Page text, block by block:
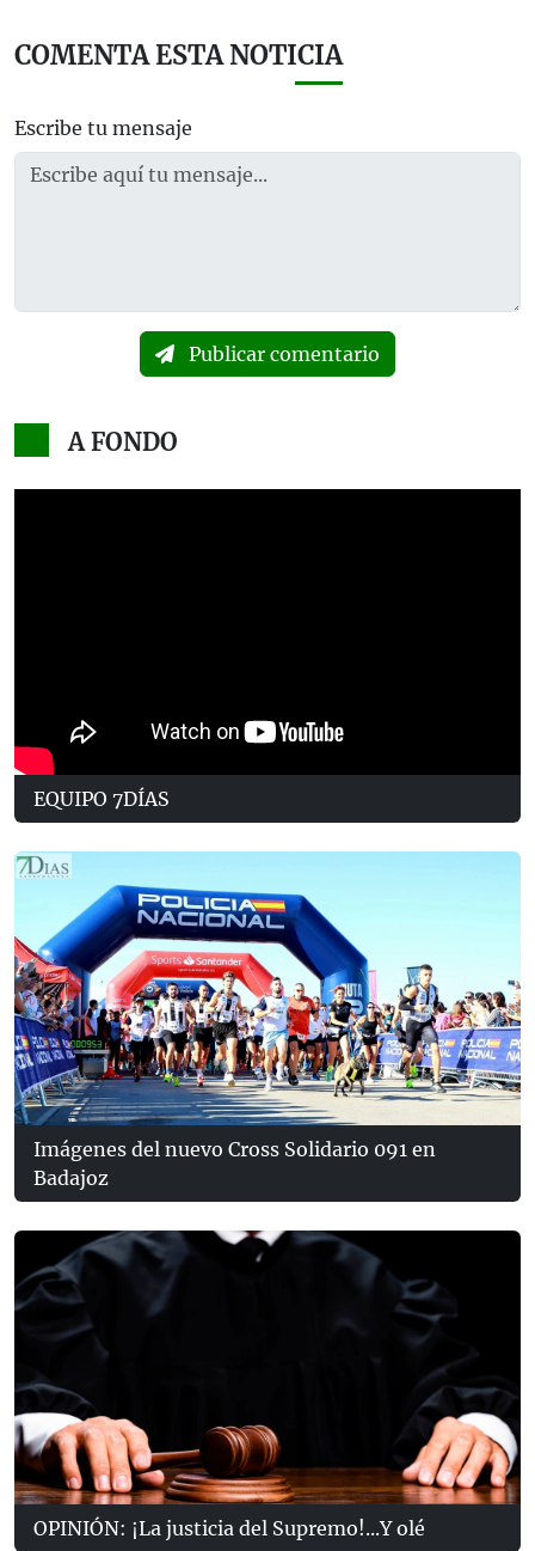
COMENTA ESTA NOTICIA
Escribe tu mensaje
Publicar comentario
A FONDO
EQUIPO 7DÍAS
Imágenes del nuevo Cross Solidario 091 en
Badajoz
OPINIÓN: ¡La justicia del Supremo!...Y olé